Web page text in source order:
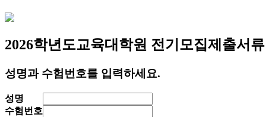
2026학년도교육대학원 전기모집제출서
성명과 수험번호를 입력하세요.
성명
수험번호